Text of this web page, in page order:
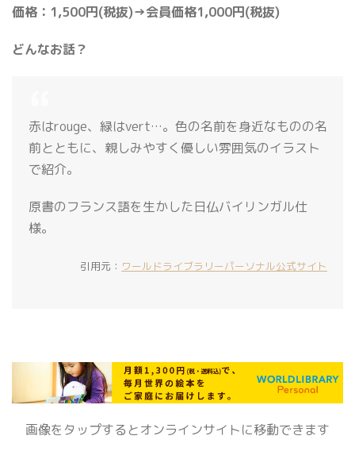
価格：1,500円(税抜)→会員価格1,000円(税抜)
どんなお話？
赤はrouge、緑はvert…。色の名前を身近なものの名
前とともに、親しみやすく優しい雰囲気のイラスト
で紹介。
原書のフランス語を生かした日仏バイリンガル仕
様。
引用元： ワールドライブラリーパーソナル公式サイト
画像をタップするとオンラインサイトに移動できます